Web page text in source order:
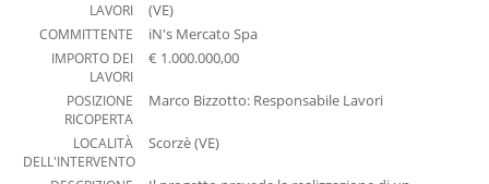
Normativa
Newsletter
Contatti
LAVORI
(VE)
COMMITTENTE
iN's Mercato Spa
IMPORTO DEI
LAVORI
€ 1.000.000,00
POSIZIONE
RICOPERTA
Marco Bizzotto: Responsabile Lavori
LOCALITÀ
DELL'INTERVENTO
Scorzè (VE)